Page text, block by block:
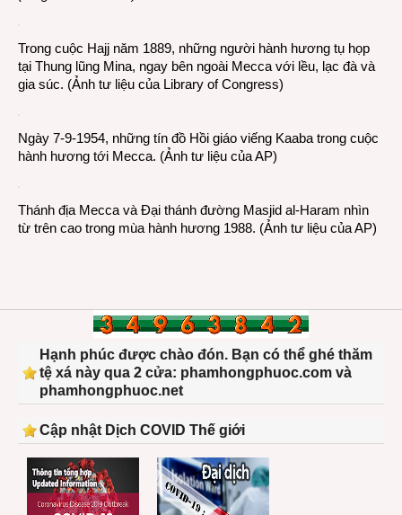
Trong cuộc Hajj năm 1889, những người hành hương tụ họp
tại Thung lũng Mina, ngay bên ngoài Mecca với lều, lạc đà và
gia súc. (Ảnh tư liệu của Library of Congress)
Ngày 7-9-1954, những tín đồ Hồi giáo viếng Kaaba trong cuộc
hành hương tới Mecca. (Ảnh tư liệu của AP)
Thánh địa Mecca và Đại thánh đường Masjid al-Haram nhìn
từ trên cao trong mùa hành hương 1988. (Ảnh tư liệu của AP)
Hạnh phúc được chào đón. Bạn có thể ghé thăm
tệ xá này qua 2 cửa: phamhongphuoc.com và
phamhongphuoc.net
Cập nhật Dịch COVID Thế giới